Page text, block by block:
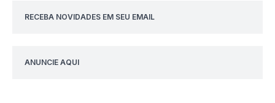
RECEBA NOVIDADES EM SEU EMAIL
ANUNCIE AQUI